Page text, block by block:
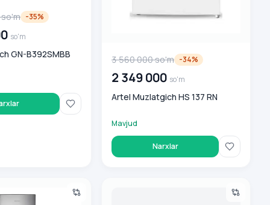
so'm -35%
so'm
GN-B392SMBB
3 560 000so'm -34%
2 349 000 so'm
Artel Muzlatgich HS 137 RN
Mavjud
Narxlar